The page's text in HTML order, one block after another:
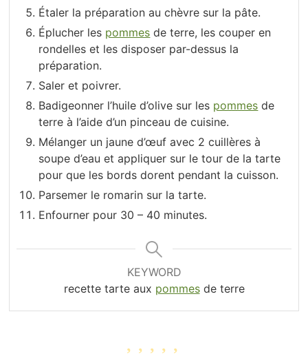
Étaler la préparation au chèvre sur la pâte.
Éplucher les pommes de terre, les couper en
rondelles et les disposer par-dessus la
préparation.
Saler et poivrer.
Badigeonner l’huile d’olive sur les pommes de
terre à l’aide d’un pinceau de cuisine.
Mélanger un jaune d’œuf avec 2 cuillères à
soupe d’eau et appliquer sur le tour de la tarte
pour que les bords dorent pendant la cuisson.
Parsemer le romarin sur la tarte.
Enfourner pour 30 – 40 minutes.
KEYWORD
recette tarte aux pommesde terre